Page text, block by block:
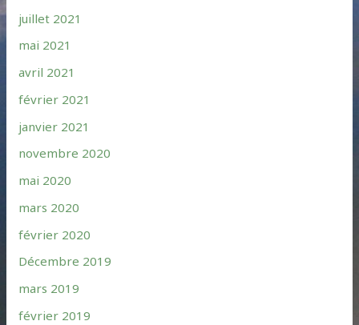
juillet 2021
mai 2021
avril 2021
février 2021
janvier 2021
novembre 2020
mai 2020
mars 2020
février 2020
Décembre 2019
mars 2019
février 2019